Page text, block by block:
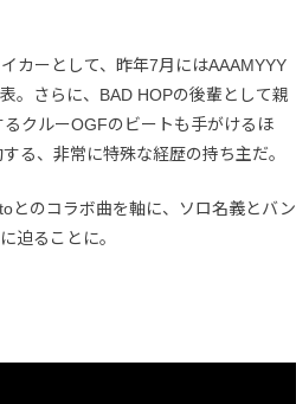
カーとして、昨年7月にはAAAMYYY
。さらに、BAD HOPの後輩として親
クルーOGFのビートも手がけるほ
る、非常に特殊な経歴の持ち主だ。
とのコラボ曲を軸に、ソロ名義とバン
迫ることに。